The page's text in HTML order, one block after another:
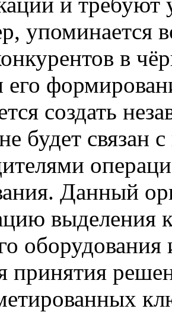
упоминается
в
его
создать
будет связан
Данный
выделения
принятия